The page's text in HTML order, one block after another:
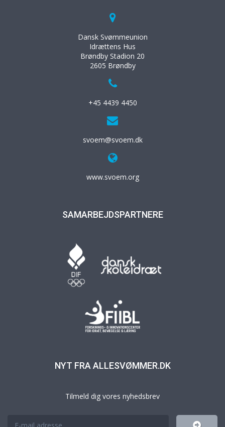
Dansk Svømmeunion
Idrættens Hus
Brøndby Stadion 20
2605 Brøndby
+45 4439 4450
svoem@svoem.dk
www.svoem.org
SAMARBEJDSPARTNERE
NYT FRA ALLESVØMMER.DK
Tilmeld dig vores nyhedsbrev